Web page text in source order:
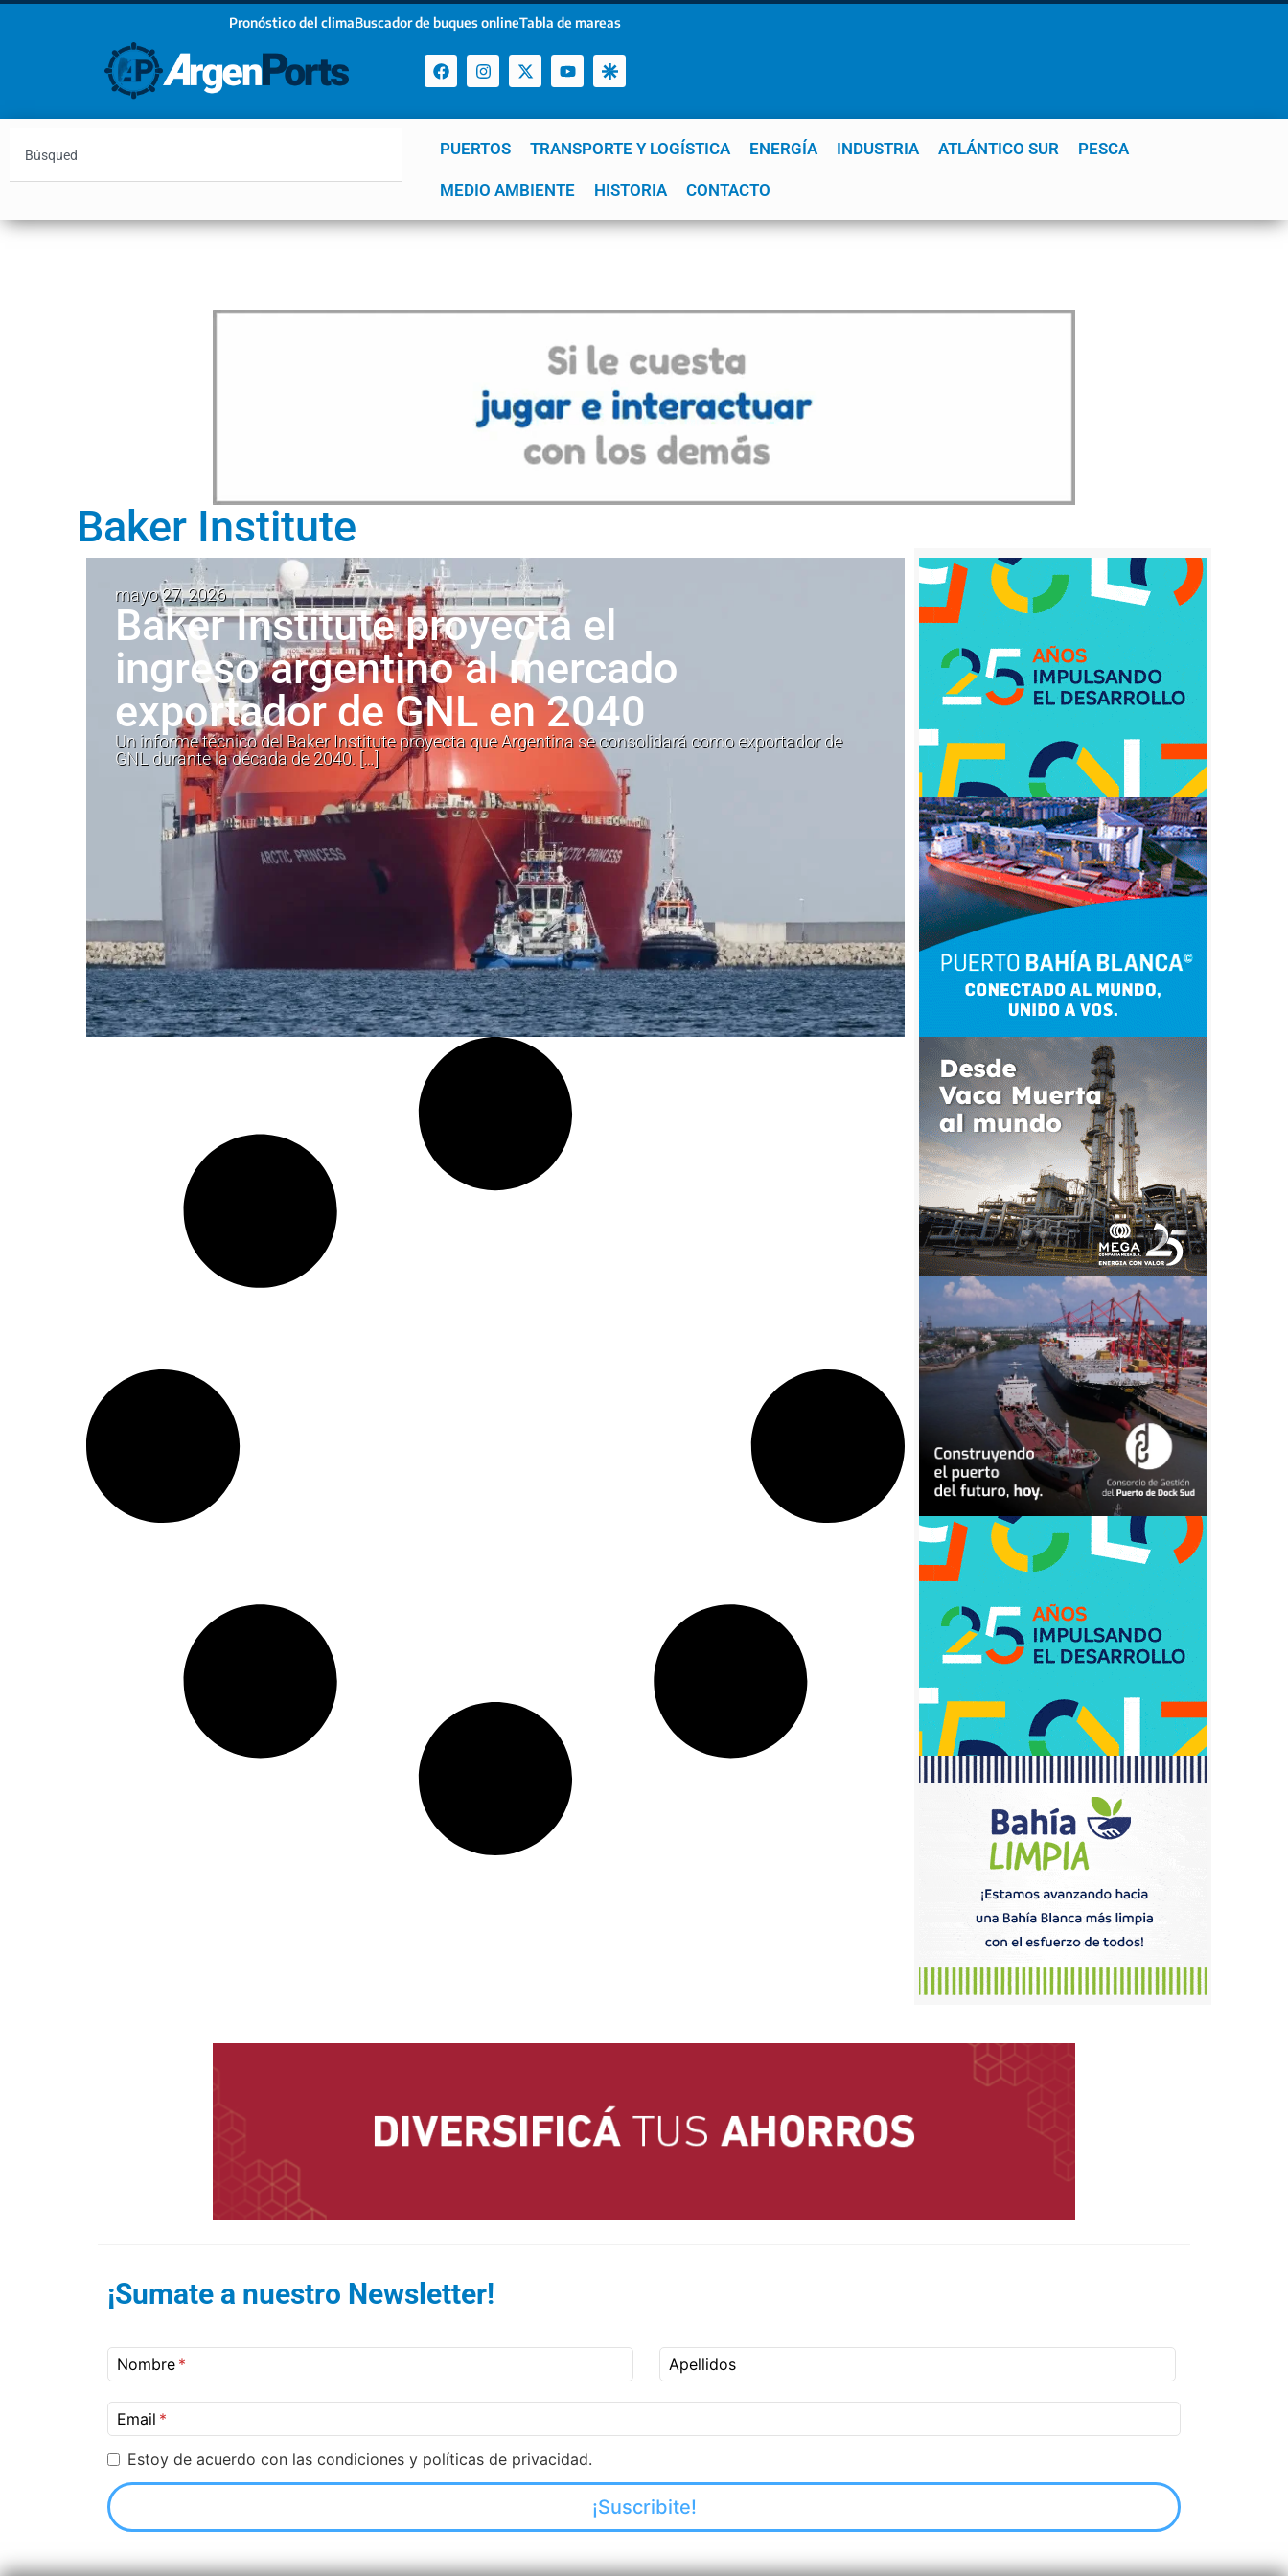
Pronóstico del climaBuscador de buques onlineTabla de mareas
PUERTOS TRANSPORTE Y LOGÍSTICA ENERGÍA INDUSTRIA ATLÁNTICO SUR PESCA
MEDIO AMBIENTE HISTORIA CONTACTO
YPF GNL Mar del Plata Patagonia Quequén
Baker Institute
mayo 27, 2026
Baker Institute proyecta el
ingreso argentino al mercado
exportador de GNL en 2040
Un informe técnico del Baker Institute proyecta que Argentina se consolidará como exportador de
GNL durante la década de 2040. […]
¡Sumate a nuestro Newsletter!
Nombre Apellidos
Email
Estoy de acuerdo con las condiciones y políticas de privacidad.
¡Sumate a nuestro Newsletter!
Email
Estoy de acuerdo con las condiciones y políticas de